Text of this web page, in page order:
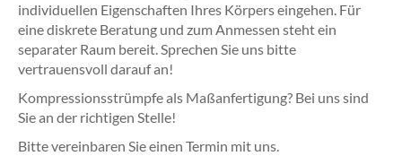
individuellen Eigenschaften Ihres Körpers eingehen. Für
eine diskrete Beratung und zum Anmessen steht ein
separater Raum bereit. Sprechen Sie uns bitte
vertrauensvoll darauf an!
Kompressionsstrümpfe als Maßanfertigung? Bei uns sind
Sie an der richtigen Stelle!
Bitte vereinbaren Sie einen Termin mit uns.